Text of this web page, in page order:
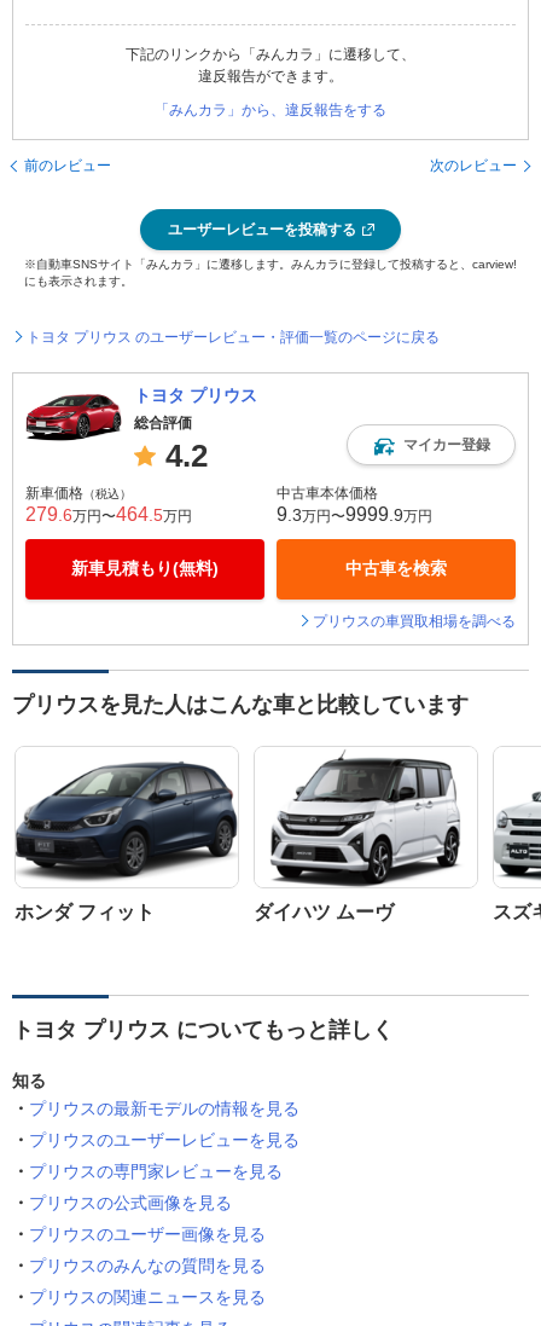
下記のリンクから「みんカラ」に遷移して、
違反報告ができます。
「みんカラ」から、違反報告をする
前のレビュー 次のレビュー
ユーザーレビューを投稿する
※自動車SNSサイト「みんカラ」に遷移します。みんカラに登録して投稿すると、carview!
にも表示されます。
トヨタ プリウス のユーザーレビュー・評価一覧のページに戻る
トヨタ プリウス
総合評価
4.2 マイカー登録
新車価格 （税込）
279 .6万円〜464 .5万円
新車見積もり(無料)
中古車本体価格
9 .3万円〜9999 .9万円
中古車を検索
プリウスの車買取相場を調べる
プリウスを見た人はこんな車と比較しています
ホンダ フィット ダイハツ ムーヴ スズ
トヨタ プリウス についてもっと詳しく
知る
プリウスの最新モデルの情報を見る
プリウスのユーザーレビューを見る
プリウスの専門家レビューを見る
プリウスの公式画像を見る
プリウスのユーザー画像を見る
プリウスのみんなの質問を見る
プリウスの関連ニュースを見る